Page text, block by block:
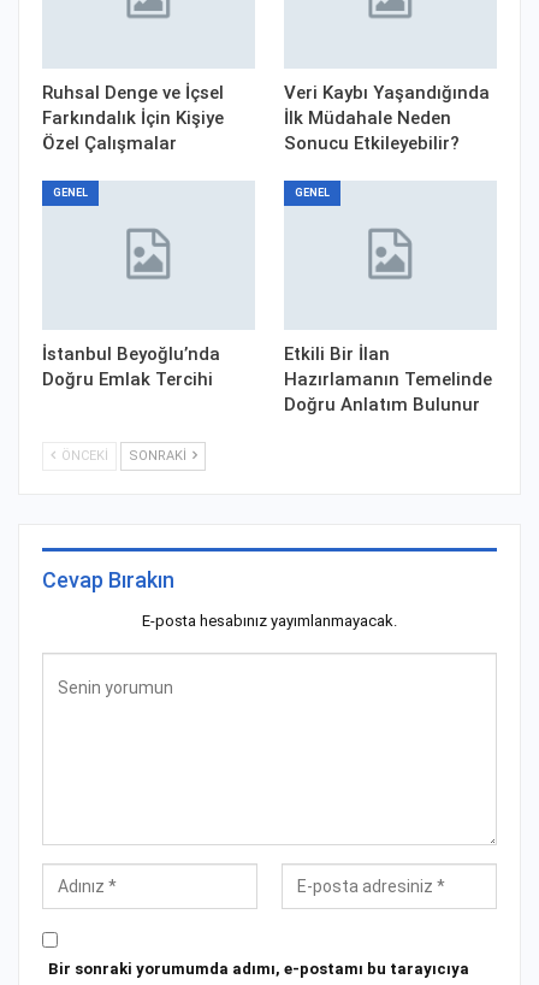
Ruhsal Denge ve İçsel
Farkındalık İçin Kişiye
Özel Çalışmalar
Veri Kaybı Yaşandığında
İlk Müdahale Neden
Sonucu Etkileyebilir?
GENEL
İstanbul Beyoğlu’nda
Doğru Emlak Tercihi
GENEL
Etkili Bir İlan
Hazırlamanın Temelinde
Doğru Anlatım Bulunur
ÖNCEKI SONRAKI
Cevap Bırakın
E-posta hesabınız yayımlanmayacak.
Bir sonraki yorumumda adımı, e-postamı bu tarayıcıya